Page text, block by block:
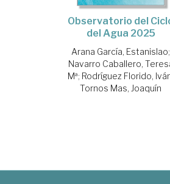
Observatorio del
del Agua 2025
Arana García, Estanislao;
Navarro Caballero,
Mª; Rodríguez Florido,
Tornos Mas, Joaquín